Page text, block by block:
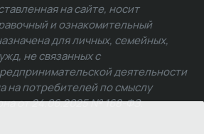
на сайте, носит
и ознакомительный
для личных, семейных,
не связанных с
деятельности
на потребителей по смыслу
от 24.06.2025 № 168-ФЗ.